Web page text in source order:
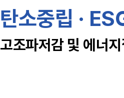
탄소중립 ·
고조파저감 및 에너